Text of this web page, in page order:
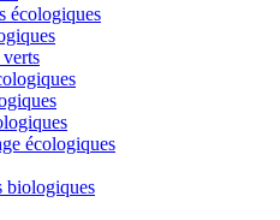
écologiques
écologiques
biologiques